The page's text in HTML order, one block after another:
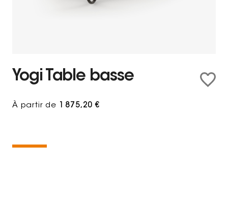
Yogi Table basse
À partir de 1 875,20 €